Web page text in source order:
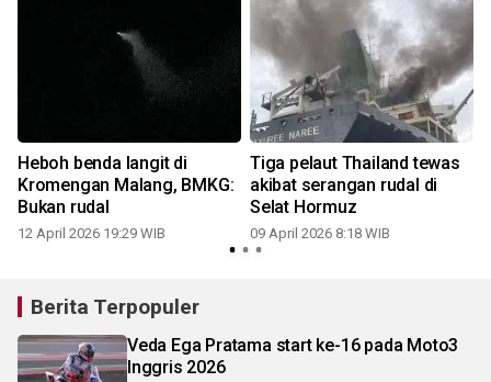
Heboh benda langit di
Kromengan Malang, BMKG:
Bukan rudal
12 April 2026 19:29 WIB
Tiga pelaut Thailand tewas
akibat serangan rudal di
Selat Hormuz
09 April 2026 8:18 WIB
Berita Terpopuler
Veda Ega Pratama start ke-16 pada Moto3
Inggris 2026